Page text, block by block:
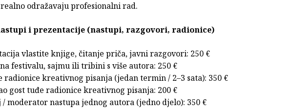
odražavaju profesionalni rad.
i prezentacije (nastupi, razgovori, radionice)
vlastite knjige, čitanje priča, javni razgovori: 250 €
festivalu, sajmu ili tribini s više autora: 250 €
radionice kreativnog pisanja (jedan termin / 2–3 sata): 350 €
gost tuđe radionice kreativnog pisanja: 200 €
moderator nastupa jednog autora (jedno djelo): 350 €